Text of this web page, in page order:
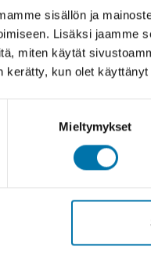
sisällön ja
Lisäksi jaamme
miten käytät
kerätty, kun olet
Mieltymykset